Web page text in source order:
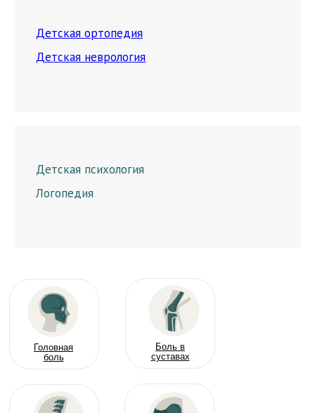
Детская ортопедия
Детская неврология
Детская психология
Логопедия
Головная
боль
Боль в
суставах